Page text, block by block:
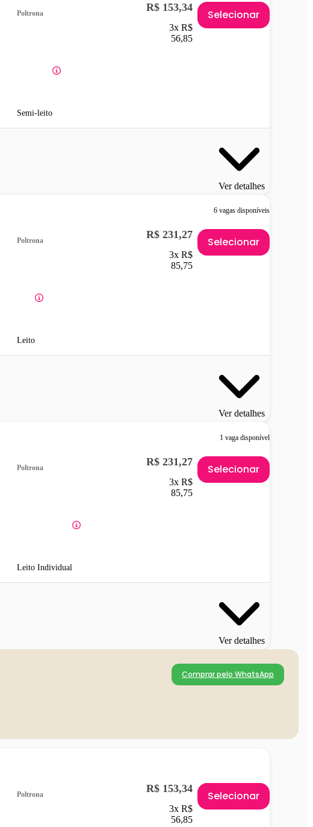
Poltrona
Semi-leito
R$ 153,34
3x R$
56,85
Selecionar
Ver detalhes
6 vagas disponíveis
Poltrona
Leito
R$ 231,27
3x R$
85,75
Selecionar
Ver detalhes
1 vaga disponível
Poltrona
Leito Individual
R$ 231,27
3x R$
85,75
Selecionar
Ver detalhes
Comprar pelo WhatsApp
Poltrona R$ 153,34
3x R$
56,85
Selecionar